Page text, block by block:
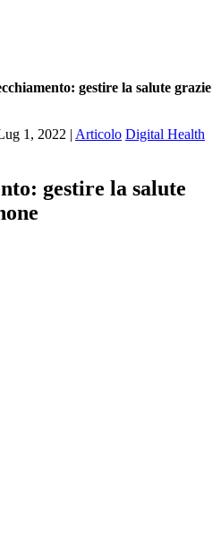
gestire la salute grazie
1, 2022 | Articolo Digital Health
gestire la salute